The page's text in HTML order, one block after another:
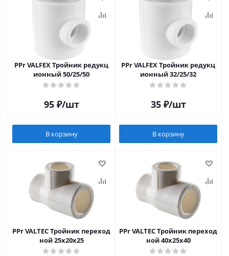
PPr VALFEX Тройник редукц
ионный 50/25/50
95₽/шт
В корзину
PPr VALFEX Тройник редукц
ионный 32/25/32
35₽/шт
В корзину
PPr VALTEC Тройник переход
ной 25х20х25
PPr VALTEC Тройник переход
ной 40х25х40